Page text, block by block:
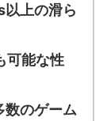
上の滑ら
可能な性
数のゲーム